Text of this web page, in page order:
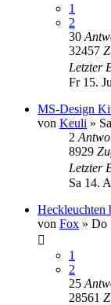
1
2
30
32457
Letzter
Fr 15.
MS-Design
von Keuli »
2
8929
Letzter
Sa 14.
Heckleuchten
von Fox » Do
1
2
25
28561